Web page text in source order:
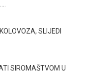
SLIJEDI
SIROMAŠTVOM U